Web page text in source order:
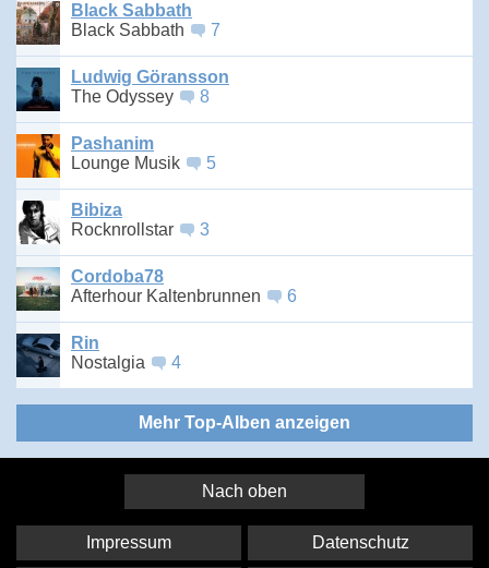
Black Sabbath
Black Sabbath
7
Ludwig Göransson
The Odyssey
8
Pashanim
Lounge Musik
5
Bibiza
Rocknrollstar
3
Cordoba78
Afterhour Kaltenbrunnen
6
Rin
Nostalgia
4
Mehr Top-Alben anzeigen
Nach oben
Impressum Datenschutz